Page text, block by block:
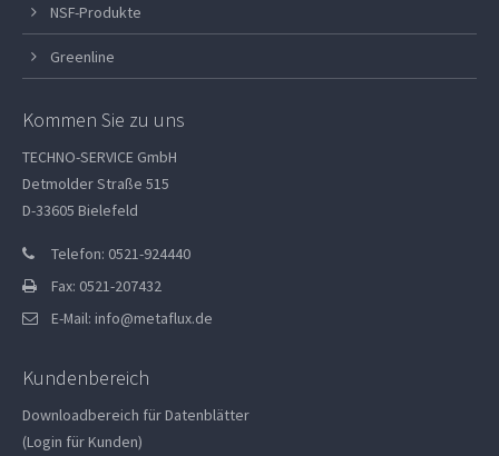
NSF-Produkte
Greenline
Kommen Sie zu uns
TECHNO-SERVICE GmbH
Detmolder Straße 515
D-33605 Bielefeld
Telefon: 0521-924440
Fax: 0521-207432
E-Mail: info@metaflux.de
Kundenbereich
Downloadbereich für Datenblätter
(Login für Kunden)